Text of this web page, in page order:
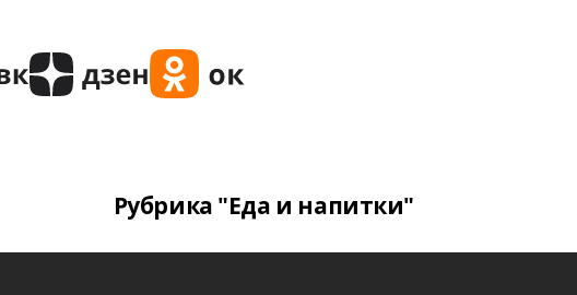
Рубрика "Еда и напитки"